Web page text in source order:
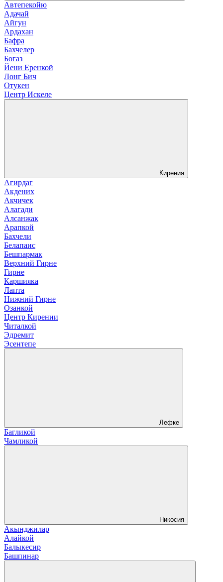
Автепекойю
Адачай
Айгун
Ардахан
Бафра
Бахчелер
Богаз
Йени Еренкой
Лонг Бич
Отукен
Центр Искеле
Кирения
Агирдаг
Акдених
Акчичек
Алагади
Алсанжак
Арапкой
Бахчели
Белапаис
Бешпармак
Верхний Гирне
Гирне
Каршияка
Лапта
Нижний Гирне
Озанкой
Центр Кирении
Читалкой
Эдремит
Эсентепе
Лефке
Багликой
Чамликой
Никосия
Акынджилар
Алайкой
Балыкесир
Башпинар